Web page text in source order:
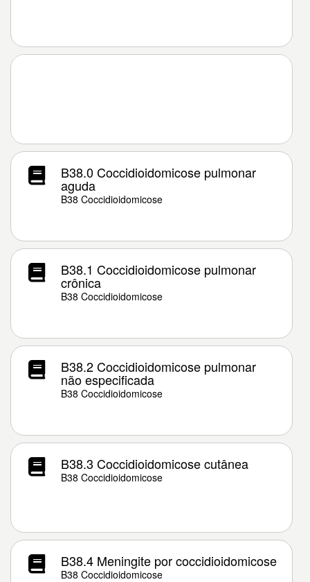
B38.0 Coccidioidomicose pulmonar
aguda
B38 Coccidioidomicose
B38.1 Coccidioidomicose pulmonar
crônica
B38 Coccidioidomicose
B38.2 Coccidioidomicose pulmonar
não especificada
B38 Coccidioidomicose
B38.3 Coccidioidomicose cutânea
B38 Coccidioidomicose
B38.4 Meningite por coccidioidomicose
B38 Coccidioidomicose